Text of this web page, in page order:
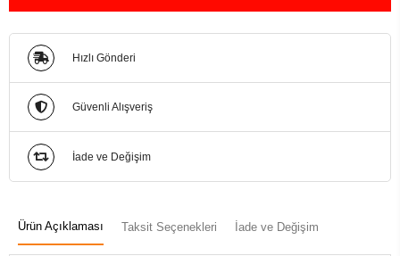
Hızlı Gönderi
Güvenli Alışveriş
İade ve Değişim
Ürün Açıklaması Taksit Seçenekleri İade ve Değişim